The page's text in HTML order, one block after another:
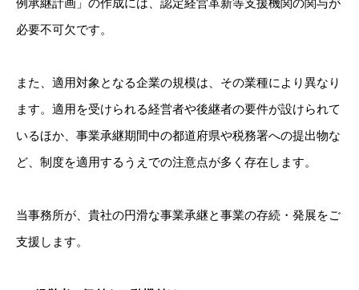
必要不可欠です。
また、適用対象となる企業の規模は、その業種により異なり
ます。適用を受けられる経営者や後継者の要件が設けられて
いるほか、事業承継期間中の都道府県や税務署への提出物な
ど、制度を適用するうえでの注意点が多く存在します。
当事務所が、貴社の円滑な事業承継と事業の存続・発展をご
支援します。